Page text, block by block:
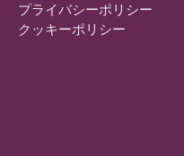
プライバシーポリシー
クッキーポリシー